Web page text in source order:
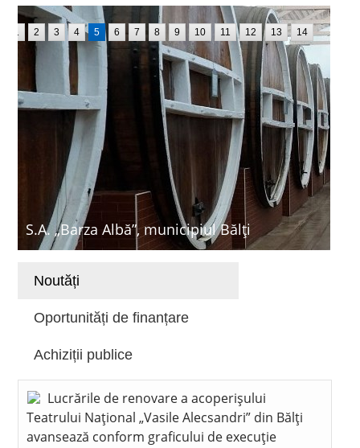
S.A. „Barza Albă”, municipiul Bălți
1 2 3 4 5 6 7 8 9 10 11 12 13 14
Noutăți
Oportunități de finanțare
Achiziții publice
Lucrările de renovare a acoperișului
Teatrului Național „Vasile Alecsandri” din Bălți
avansează conform graficului de execuție